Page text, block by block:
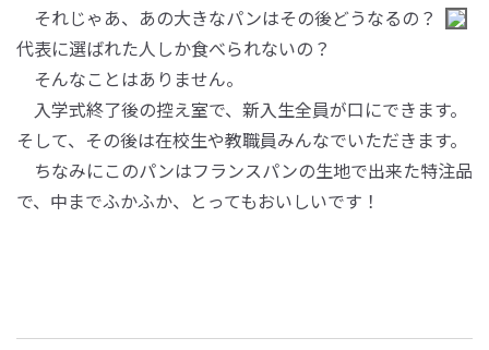
それじゃあ、あの大きなパンはその後どうなるの？
代表に選ばれた人しか食べられないの？
そんなことはありません。
入学式終了後の控え室で、新入生全員が口にできます。
そして、その後は在校生や教職員みんなでいただきます。
ちなみにこのパンはフランスパンの生地で出来た特注品
で、中までふかふか、とってもおいしいです！